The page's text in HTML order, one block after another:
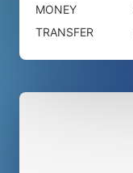
MONEY
TRANSFER